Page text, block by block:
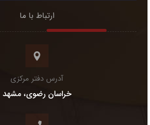
ارتباط با ما
آدرس دفتر مرکزی
خراسان رضوی، مشهد